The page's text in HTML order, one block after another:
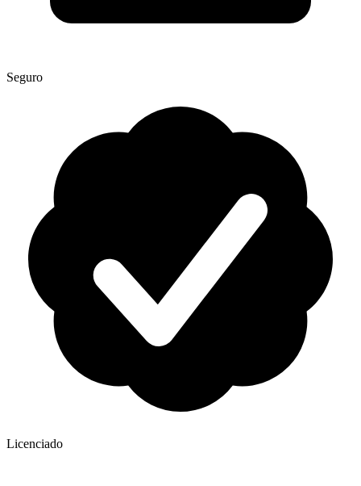
Seguro
Licenciado